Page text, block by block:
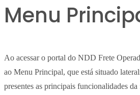
Menu
Ao acessar o portal do NDD Frete
ao Menu Principal, que está situado
presentes as principais funcionalidades da